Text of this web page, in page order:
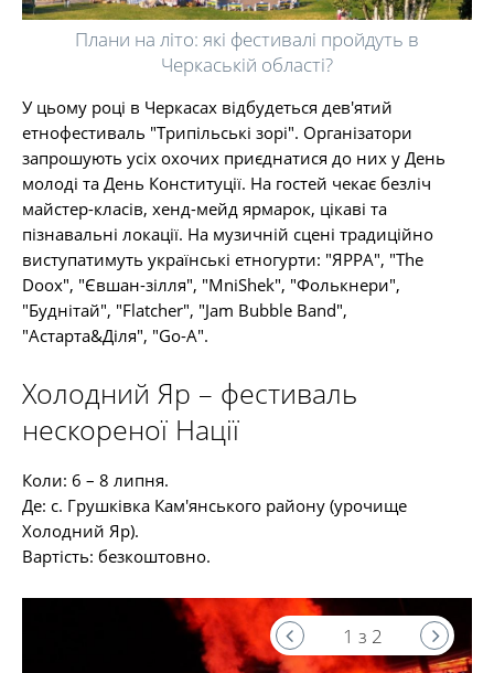
Плани на літо: які фестивалі пройдуть в
Черкаській області?
У цьому році в Черкасах відбудеться дев'ятий
етнофестиваль "Трипільські зорі". Організатори
запрошують усіх охочих приєднатися до них у День
молоді та День Конституції. На гостей чекає безліч
майстер-класів, хенд-мейд ярмарок, цікаві та
пізнавальні локації. На музичній сцені традиційно
виступатимуть українські етногурти: "ЯРРА", "The
Doox", "Євшан-зілля", "MniShek", "Фолькнери",
"Буднітай", "Flatcher", "Jam Bubble Band",
"Астарта&Діля", "Go-A".
Холодний Яр – фестиваль
нескореної Нації
Коли: 6 – 8 липня.
Де: с. Грушківка Кам'янського району (урочище
Холодний Яр).
Вартість: безкоштовно.
1 з 2